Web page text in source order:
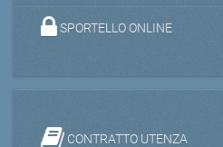
SPORTELLO ONLINE
CONTRATTO UTENZA